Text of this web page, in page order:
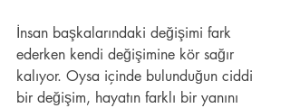
İnsan başkalarındaki değişimi fark
ederken kendi değişimine kör sağır
kalıyor. Oysa içinde bulunduğun ciddi
bir değişim, hayatın farklı bir yanını